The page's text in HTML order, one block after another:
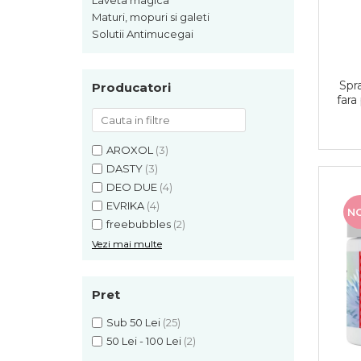
Solutii suprafete bucatarie
Prosoape de hartie si servetele
Vesela de unica folosinta
intretinere masina spalat vase
Pungi congelator
Rezerve filtru Cafea
Detartrant toaleta
Odorizant toaleta
Solutii desfundat tevi
Maturi, mopuri si galeti
Solutii Antimucegai
Producatori
AROXOL (3)
DASTY (3)
DEO DUE (4)
EVRIKA (4)
freebubbles (2)
Vezi mai multe
Pret
Sub 50 Lei (25)
50 Lei - 100 Lei (2)
fara